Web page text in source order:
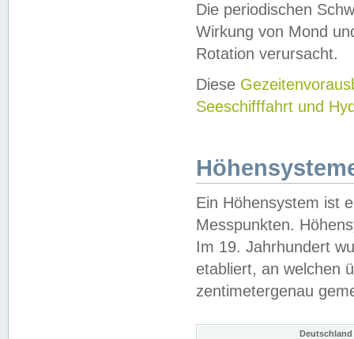
Die periodischen
Wirkung von Mond
Rotation verursacht.
Diese
Seeschifffahrt und
Ein Höhensystem ist
Messpunkten.
Im 19. Jahrhundert
etabliert, an welchen
zentimetergenau